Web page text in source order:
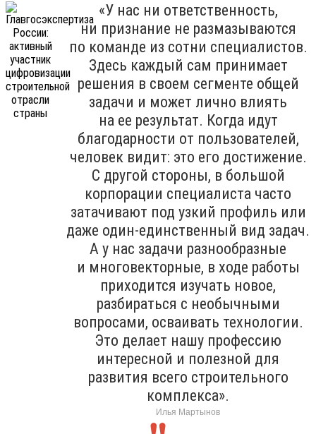
«У нас ни ответственность,
ни признание не размазываются
по команде из сотни специалистов.
Здесь каждый сам принимает
решения в своем сегменте общей
задачи и может лично влиять
на ее результат. Когда идут
благодарности от пользователей,
человек видит: это его достижение.
С другой стороны, в большой
корпорации специалиста часто
затачивают под узкий профиль или
даже один-единственный вид задач.
А у нас задачи разнообразные
и многовекторные, в ходе работы
приходится изучать новое,
разбираться с необычными
вопросами, осваивать технологии.
Это делает нашу профессию
интересной и полезной для
развития всего строительного
комплекса».
Илья Мартынов